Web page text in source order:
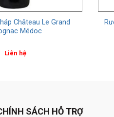
Château Le Grand
Médoc
Liên hệ
SÁCH HỖ TRỢ